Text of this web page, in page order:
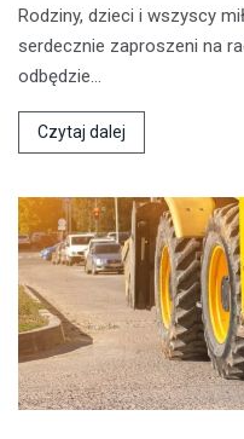
Rodziny, dzieci i wszyscy
serdecznie zaproszeni na
odbędzie…
Czytaj dalej